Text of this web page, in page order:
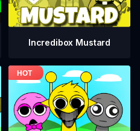
Incredibox Mustard